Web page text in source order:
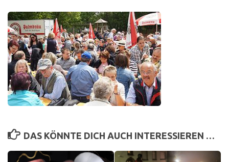
DAS KÖNNTE DICH AUCH INTERESSIEREN …